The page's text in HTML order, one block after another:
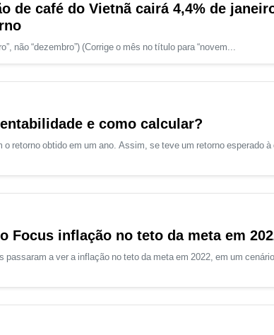
de café do Vietnã cairá 4,4% de
não “dezembro”) (Corrige o mês no título para “novem...
e como calcular?
retorno obtido em um ano. Assim, se teve um retorno esperado à
Focus inflação no teto da meta em
a ver a inflação no teto da meta em 2022, em um